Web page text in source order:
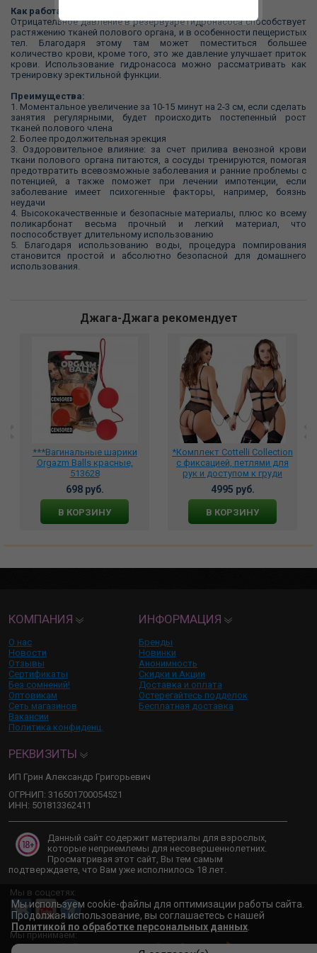
Как работает гидропомпа:
Отрицательное давление в резервуаре гидронасоса способствует
растяжению тканей полового органа, и в особенности пещеристых
тел. Благодаря этому там может поместиться большее
количество крови, кроме того, это же давление улучшает приток
крови. Использование гидронасоса можно рассматривать как
тренировку эректильной функции.
Преимущества:
1. Моментальное увеличение за 10-15 минут на 2-3 см, если сделать
занятия регулярными, будет происходить постепенный рост
тканей полового члена
2. Более продолжительная эрекция
3. Оздоровительное влияние: за счет прилива венозной крови
ткани полового органа питаются, а сосуды тренируются, помогая
предотвратить всевозможные заболевания и ранние проблемы с
потенцией, а также поможет при лечении импотенции, если
заболевание имеет психогенные факторы, например, боязнь
неудачи
4. Высококачественные и безопасные материалы, плюс ко всему
поликарбонат весьма прочный и легкий материал, что
поспособствует длительному использованию
5. Благодаря использованию воды, процедура помпирования
становится простой и абсолютно безопасной для домашнего
использования.
Джага-Джага рекомендует
***Вагинальные шарики
Orgazm Balls красные,
513628
698 руб.
В КОРЗИНУ
*Комплект Cottelli Collection
с фиксацией, петлями для
рук и доступом к груди
размер XL, 26414881051
4995 руб.
В КОРЗИНУ
КОМПАНИЯ
О нас
Новости
Отзывы
Сертификаты
Без сомнений!
Оптовикам
Сеть магазинов
Вакансии
Политика конфиденц.
ИНФОРМАЦИЯ
Бренды
Новинки
Анонимность
Скидки и Акции
Доставка и оплата
Остерегайтесь подделок
Бесплатная доставка
РЕКВИЗИТЫ
ИП Грин Александр Григорьевич
ОГРНИП: 316501700054521
ИНН: 501813362411
Данный сайт содержит материалы для взрослых,
которые неприемлемы для несовершеннолетних.
Просматривая этот сайт, Вы тем самым
подтверждаете, что Вам уже исполнилось 18 лет.
Мы в соцсетях:
Мы принимаем:
Мы используем cookie-файлы для оптимизации работы сайта.
Продолжая использование, вы соглашаетесь с нашей
Политикой по обработке персональных данных